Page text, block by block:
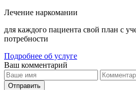
Лечение наркомании
для каждого пациента свой план с
потребности
Подробнее об услуге
Ваш комментарий
Отправить